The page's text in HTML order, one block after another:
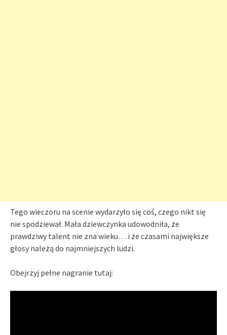
Tego wieczoru na scenie wydarzyło się coś, czego nikt się
nie spodziewał. Mała dziewczynka udowodniła, że
prawdziwy talent nie zna wieku… i że czasami największe
głosy należą do najmniejszych ludzi.
Obejrzyj pełne nagranie tutaj: